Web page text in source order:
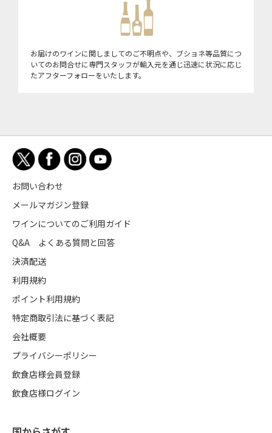
お届けのワインに関しましてのご不明点や、ブショネ等品質につ
いてのお問合せに専門スタッフが輸入元を通じ迅速に状況に応じ
たアフターフォローをいたします。
お問い合わせ
メールマガジン登録
ワインについてのご利用ガイド
Q&A よくある質問と回答
決済配送
利用規約
ポイント利用規約
特定商取引法に基づく表記
会社概要
プライバシーポリシー
飲食店様会員登録
飲食店様ログイン